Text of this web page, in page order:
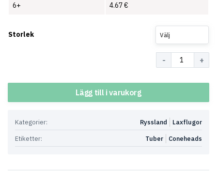
6+ 4.67€
Storlek Välj
Lägg till i varukorg
Kategorier: Laxflugor
Ryssland
Etiketter:
Coneheads
Tuber